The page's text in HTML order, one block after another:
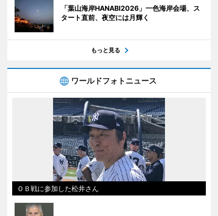
「葉山海岸HANABI2026」一色海岸会場、ス
タート直前、夜空には月輝く
もっと見る
ワールドフォトニュース
ＯＢ戦に参加した松井さん